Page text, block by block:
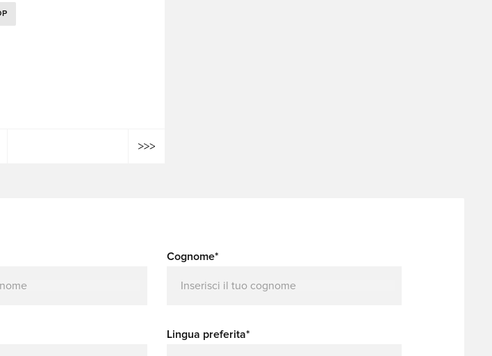
Cognome*
Lingua preferita*